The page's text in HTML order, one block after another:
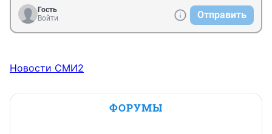
Гость
Войти
Отправить
Новости СМИ2
ФОРУМЫ